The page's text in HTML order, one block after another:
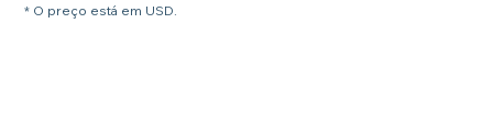
* O preço está em USD.